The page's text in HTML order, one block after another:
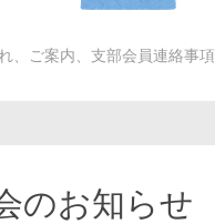
、 ご案内、 支部会員連絡事項
のお知らせ